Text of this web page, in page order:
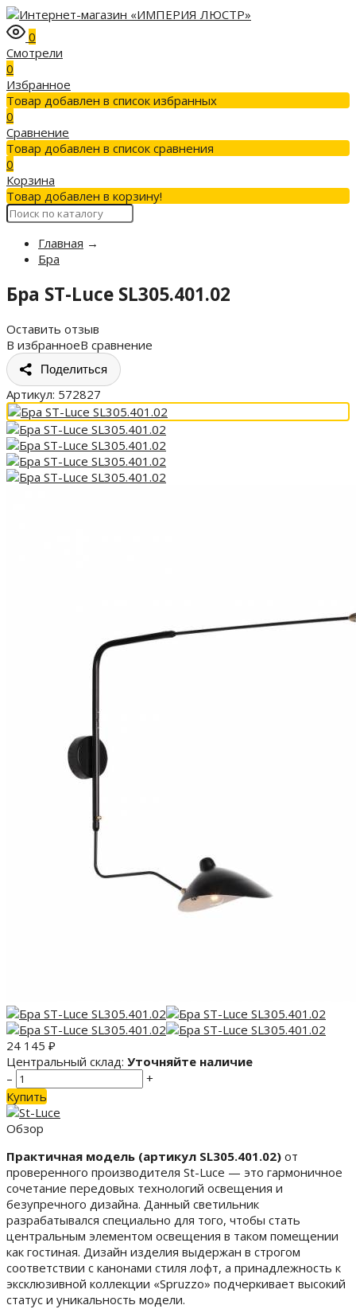
0
Смотрели
0
Избранное
Товар добавлен в список избранных
0
Сравнение
Товар добавлен в список сравнения
0
Корзина
Товар добавлен в корзину!
Главная →
Бра
Бра ST-Luce SL305.401.02
Оставить отзыв
В избранноеВ сравнение
Поделиться
Артикул: 572827
24 145 ₽
Центральный склад: Уточняйте наличие
–
+
Купить
Обзор
Практичная модель (артикул SL305.401.02) от
проверенного производителя St-Luce — это гармоничное
сочетание передовых технологий освещения и
безупречного дизайна. Данный светильник
разрабатывался специально для того, чтобы стать
центральным элементом освещения в таком помещении
как гостиная. Дизайн изделия выдержан в строгом
соответствии с канонами стиля лофт, а принадлежность к
эксклюзивной коллекции «Spruzzo» подчеркивает высокий
статус и уникальность модели.